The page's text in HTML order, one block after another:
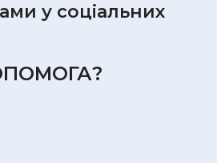
у соціальних